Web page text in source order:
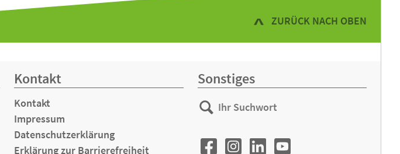
ZURÜCK NACH OBEN
Kontakt
Kontakt
Impressum
Datenschutzerklärung
Erklärung zur Barrierefreiheit
Sonstiges
Ihr
Suchwort
Suchen